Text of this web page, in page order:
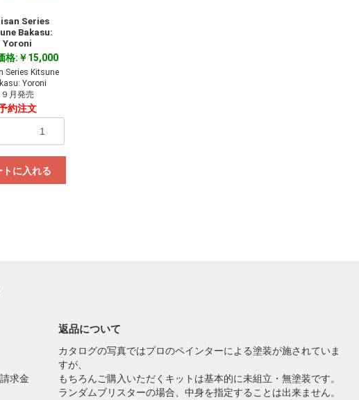
Series
Bakasu:
Yoroni
格:￥15,000
Series Kitsune
Yoroni
９月発売
約注文
トに入れる
求金
返品について
カタログの写真ではプロのペインターによる塗装が施されていま
すが、
もちろんご購入いただくキットは基本的に未組立・無塗装です。
ランダムブリスターの場合、中身を指定することは出来ません。